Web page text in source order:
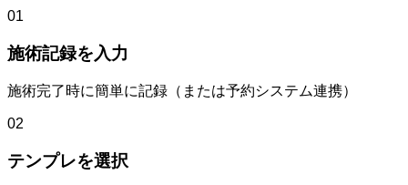
01
施術記録を入力
施術完了時に簡単に記録（または予約システム連携）
02
テンプレを選択